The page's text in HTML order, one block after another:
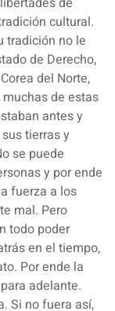
cultural.
tradición no le
de Derecho,
del Norte,
de estas
antes y
tierras y
se puede
y por ende
fuerza a los
mal. Pero
todo poder
en el tiempo,
Por ende la
adelante.
Si no fuera así,